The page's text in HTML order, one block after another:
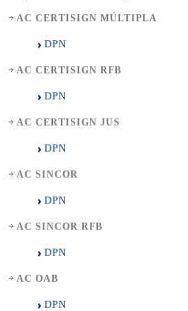
AC CERTISIGN MÚLTIPLA
DPN
AC CERTISIGN RFB
DPN
AC CERTISIGN JUS
DPN
AC SINCOR
DPN
AC SINCOR RFB
DPN
AC OAB
DPN